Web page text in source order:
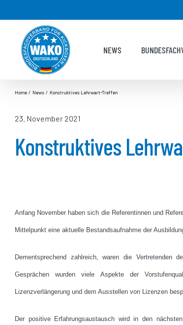
springen
NEWS
Home News Konstruktives Lehrwart-Treffen
23. November 2021
Konstruktives
Anfang November haben sich die Referentinnen und
Mittelpunkt eine aktuelle Bestandsaufnahme der
Dementsprechend zahlreich, waren die Vertretenden
Gesprächen wurden viele Aspekte der
Lizenzverlängerung und dem Ausstellen von Lizenzen
Der positive Erfahrungsaustausch wird in den